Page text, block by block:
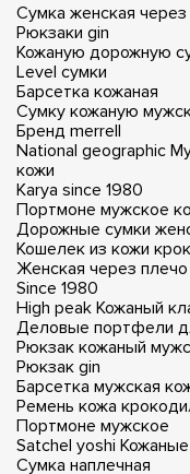
Сумка женская через
Рюкзаки gin
Кожаную дорожную
Level сумки
Барсетка кожаная
Сумку кожаную
Бренд merrell
National geographic
кожи
Karya since 1980
Портмоне мужское
Дорожные сумки
Кошелек из кожи
Женская через плечо
Since 1980
High peak Кожаный
Деловые портфели
Рюкзак кожаный
Рюкзак gin
Барсетка мужская
Ремень кожа
Портмоне мужское
Satchel yoshi
Сумка наплечная